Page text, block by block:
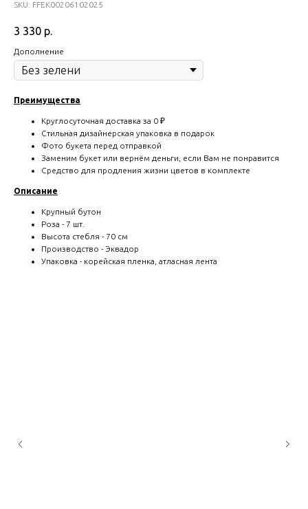
SKU: FFEK00206102025
3 330 р.
Дополнение
Преимущества
Круглосуточная доставка за 0 ₽
Стильная дизайнерская упаковка в подарок
Фото букета перед отправкой
Заменим букет или вернём деньги, если Вам не понравится
Средство для продления жизни цветов в комплекте
Описание
Крупный бутон
Роза - 7 шт.
Высота стебля - 70 см
Производство - Эквадор
Упаковка - корейская пленка, атласная лента